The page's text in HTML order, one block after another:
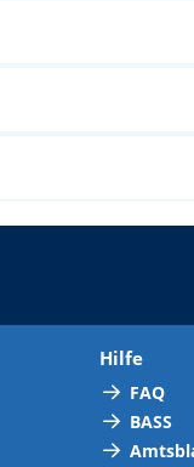
Hilfe
FAQ
BASS